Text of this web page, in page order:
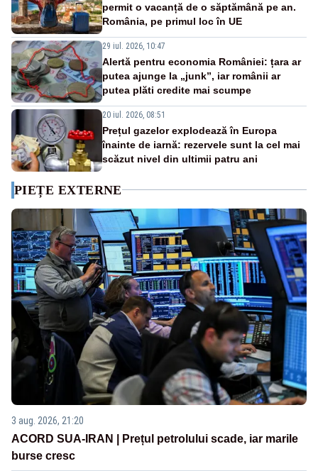
permit o vacanță de o săptămână pe an.
România, pe primul loc în UE
29 iul. 2026, 10:47
Alertă pentru economia României: țara ar
putea ajunge la „junk”, iar românii ar
putea plăti credite mai scumpe
20 iul. 2026, 08:51
Prețul gazelor explodează în Europa
înainte de iarnă: rezervele sunt la cel mai
scăzut nivel din ultimii patru ani
PIEȚE EXTERNE
3 aug. 2026, 21:20
ACORD SUA-IRAN | Prețul petrolului scade, iar marile
burse cresc